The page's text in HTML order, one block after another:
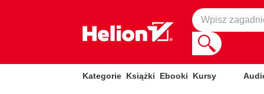
Kategorie Książki Ebooki Kursy